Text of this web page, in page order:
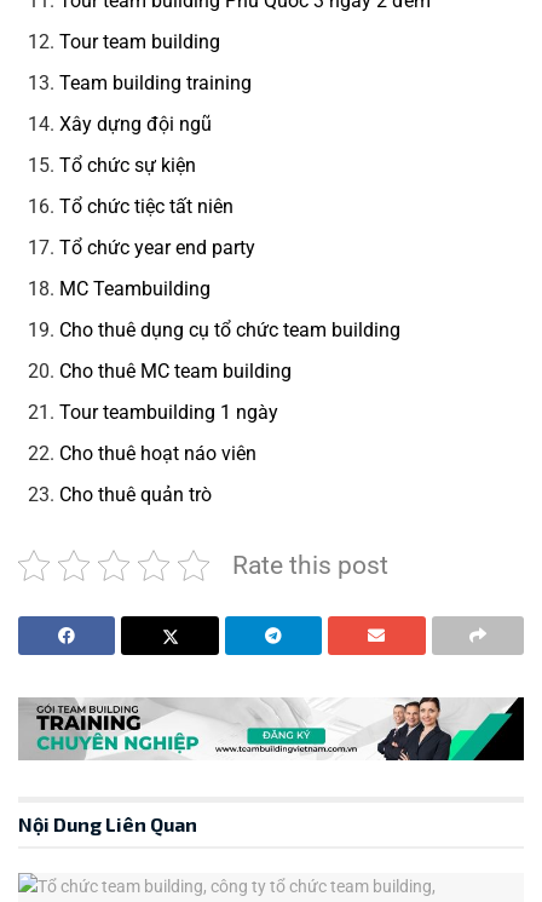
Tour team building
Team building training
Xây dựng đội ngũ
Tổ chức sự kiện
Tổ chức tiệc tất niên
Tổ chức year end party
MC Teambuilding
Cho thuê dụng cụ tổ chức team building
Cho thuê MC team building
Tour teambuilding 1 ngày
Cho thuê hoạt náo viên
Cho thuê quản trò
Rate this post
Nội Dung Liên Quan